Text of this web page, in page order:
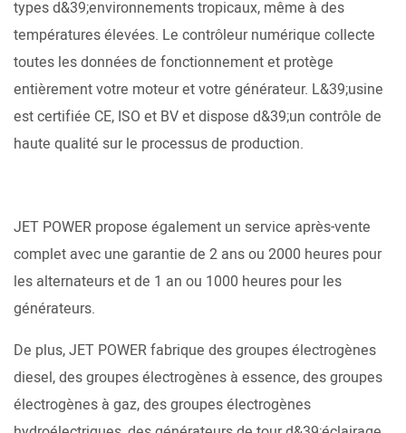
types d&39;environnements tropicaux, même à des
températures élevées. Le contrôleur numérique collecte
toutes les données de fonctionnement et protège
entièrement votre moteur et votre générateur. L&39;usine
est certifiée CE, ISO et BV et dispose d&39;un contrôle de
haute qualité sur le processus de production.
JET POWER propose également un service après-vente
complet avec une garantie de 2 ans ou 2000 heures pour
les alternateurs et de 1 an ou 1000 heures pour les
générateurs.
De plus, JET POWER fabrique des groupes électrogènes
diesel, des groupes électrogènes à essence, des groupes
électrogènes à gaz, des groupes électrogènes